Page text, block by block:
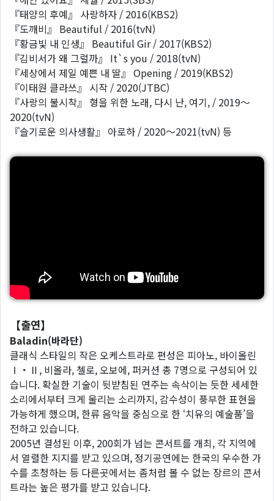
『태양의 후예』 사랑하자 / 2016(KBS2)
『도깨비』 Beautiful / 2016(tvN)
『황금빛 내 인생』 Beautiful Gir / 2017(KBS2)
『김비서가 왜 그럴까』 It`s you / 2018(tvN)
『세상에서 제일 예쁜 내 딸』 Opening / 2019(KBS2)
『이태원 클라쓰』 시작 / 2020(JTBC)
『사랑의 불시착』 형을 위한 노래, 다시 난, 여기, / 2019～
2020(tvN)
『슬기로운 의사생활』 아로하 / 2020～2021(tvN) 등
【출연】
Baladin(바라단)
클래식 스타일의 작은 오케스트라로 편성은 피아노, 바이올린
Ⅰ・Ⅱ, 비올라, 첼로, 오보에, 퍼커션 총 7명으로 구성되어 있
습니다. 확실한 기술이 뒷받침된 연주는 속삭이는 듯한 세세한
소리에서부터 크게 울리는 소리까지, 감수성이 풍부한 표현을
가능하게 했으며, 한류 음악을 중심으로 한 ‘치유의 예술품’을
전하고 있습니다.
2005년 결성된 이후, 200회가 넘는 콘서트를 개최, 각 지역에
서 열렬한 지지를 받고 있으며, 정기공연에는 한국의 우수한 가
수를 초청하는 등 다른곳에서는 좀처럼 볼 수 없는 장르의 콘서
트라는 높은 평가를 받고 있습니다.